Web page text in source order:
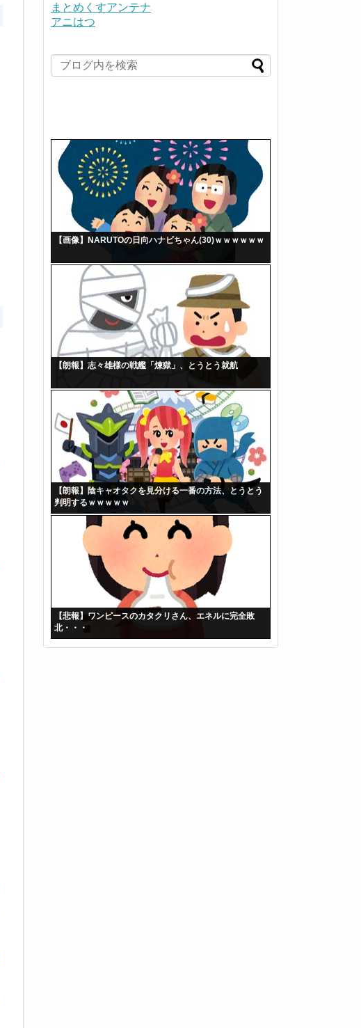
まとめくすアンテナ
アニはつ
【画像】NARUTOの日向ハナビちゃん(30)ｗｗｗｗｗｗ
【朗報】志々雄様の戦艦「煉獄」、とうとう就航
【朗報】陰キャオタクを見分ける一番の方法、とうとう
判明するｗｗｗｗｗ
【悲報】ワンピースのカタクリさん、エネルに完全敗
北・・・